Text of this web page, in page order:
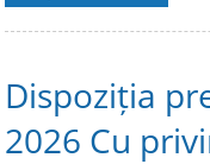
Dispoziția
2026 Cu